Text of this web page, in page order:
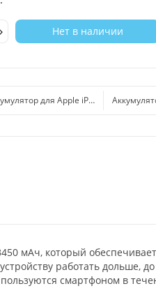
Нет в наличии
для Apple iPhone 7
мАч, который
работать дольше,
смартфоном в